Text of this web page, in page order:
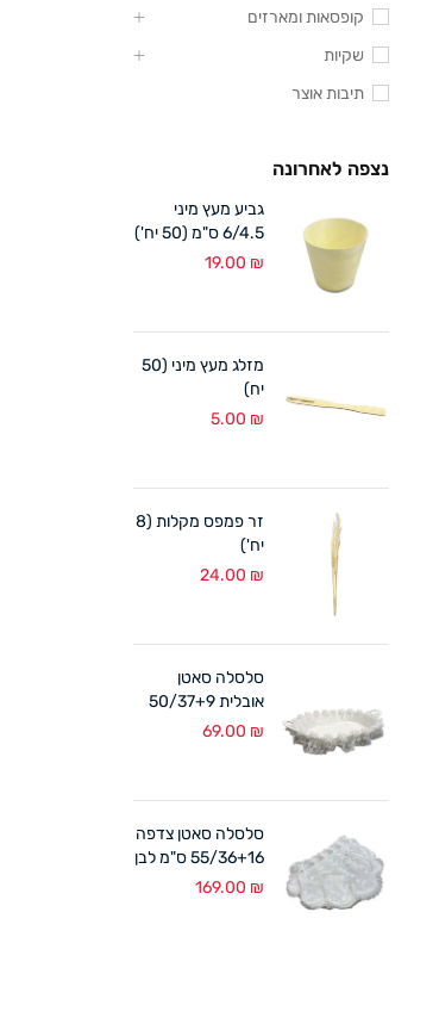
קופסאות ומארזים
שקיות
תיבות אוצר
נצפה לאחרונה
גביע מעץ מיני
6/4.5 ס"מ (50 יח')
19.00 ₪
מזלג מעץ מיני (50
יח)
5.00 ₪
זר פמפס מקלות (8
יח')
24.00 ₪
סלסלה סאטן
אובלית 50/37+9
ס"מ לבן
69.00 ₪
סלסלה סאטן צדפה
55/36+16 ס"מ לבן
169.00 ₪